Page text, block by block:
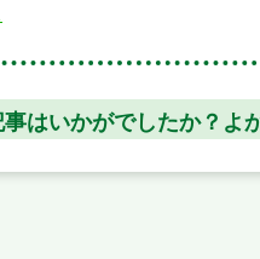
はいかがでしたか？よ